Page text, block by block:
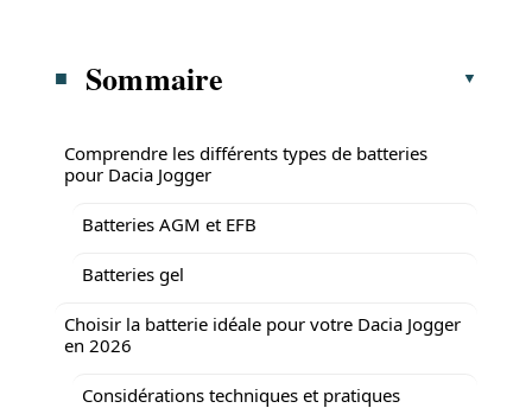
Sommaire
Comprendre les différents types de batteries
pour Dacia Jogger
Batteries AGM et EFB
Batteries gel
Choisir la batterie idéale pour votre Dacia Jogger
en 2026
Considérations techniques et pratiques